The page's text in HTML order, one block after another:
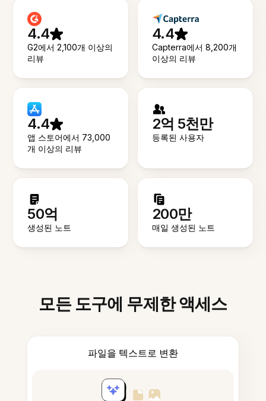
4.4
G2에서 2,100개 이상의
리뷰
4.4
Capterra에서 8,200개
이상의 리뷰
4.4
앱 스토어에서 73,000
개 이상의 리뷰
2억 5천만
등록된 사용자
50억
생성된 노트
200만
매일 생성된 노트
모든 도구에 무제한 액세스
파일을 텍스트로 변환